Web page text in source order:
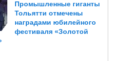
Промышленные гиганты
Тольятти отмечены
наградами юбилейного
фестиваля «Золотой